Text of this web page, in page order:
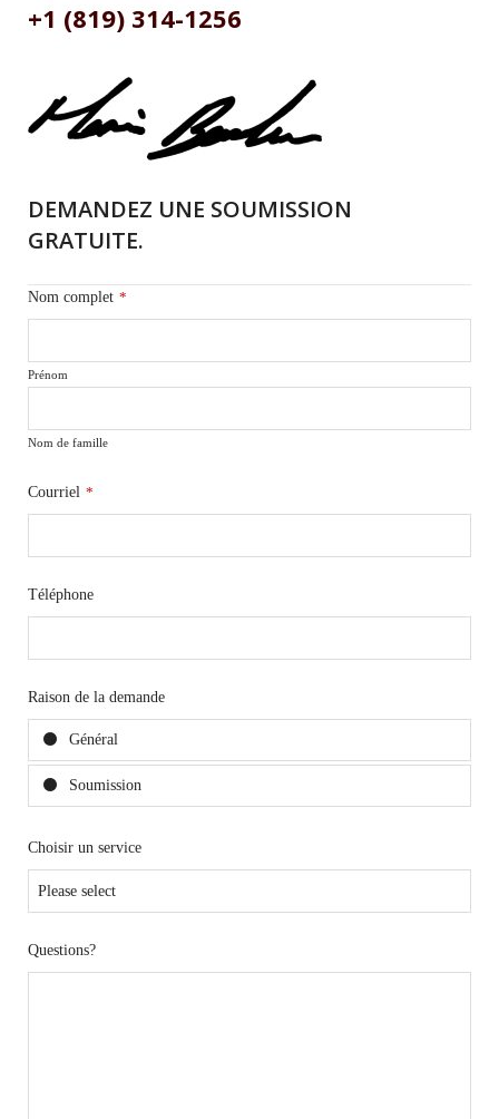
+1 (819) 314-1256
DEMANDEZ UNE SOUMISSION
GRATUITE.
Nom complet *
Prénom
Nom de famille
Courriel *
Téléphone
Raison de la demande
Général
Soumission
Choisir un service
Questions?